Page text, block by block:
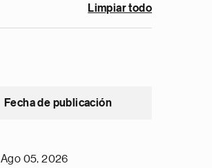
Limpiar todo
Fecha de publicación
Ago 05, 2026